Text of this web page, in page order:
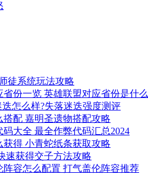
徒系统玩法攻略
份一览 英雄联盟对应省份是什么
迭怎么样?失落迷迭强度测评
搭配 嘉明圣遗物搭配攻略
大全 最全作弊代码汇总2024
得 小青蛇纸条获取攻略
速获得交子方法攻略
容怎么配置 打气盖伦阵容推荐